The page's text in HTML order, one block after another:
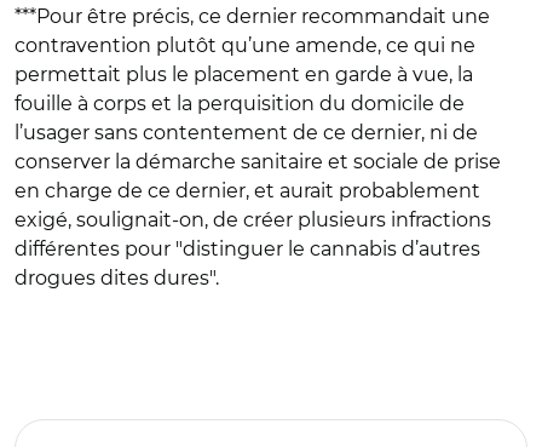
***Pour être précis, ce dernier recommandait une
contravention plutôt qu’une amende, ce qui ne
permettait plus le placement en garde à vue, la
fouille à corps et la perquisition du domicile de
l’usager sans contentement de ce dernier, ni de
conserver la démarche sanitaire et sociale de prise
en charge de ce dernier, et aurait probablement
exigé, soulignait-on, de créer plusieurs infractions
différentes pour "distinguer le cannabis d’autres
drogues dites dures".